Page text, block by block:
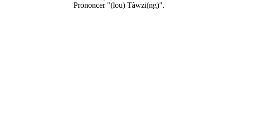
Prononcer "(lou) Tàwzi(ng)".